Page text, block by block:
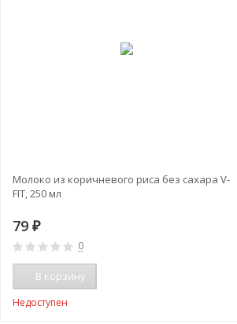
Молоко из коричневого риса без сахара V-
FIT, 250 мл
79 ₽
0
В корзину
Недоступен